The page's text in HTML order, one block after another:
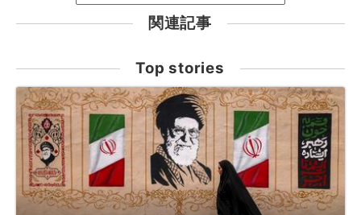
関連記事
Top stories